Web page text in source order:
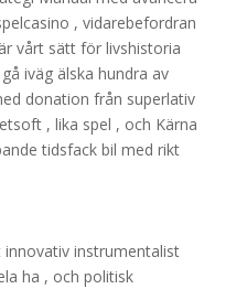
, vidarebefordran
vårt sätt för livshistoria
iväg älska hundra av
donation från superlativ
, lika spel , och Kärna
tidsfack bil med rikt
instrumentalist
ha , och politisk